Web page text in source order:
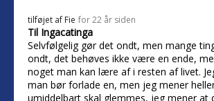
tilføjet af Fie for 22 år siden
Til Ingacatinga
Selvfølgelig gør det ondt, men mange
ondt, det behøves ikke være en ende,
noget man kan lære af i resten af livet.
man bør forlade en, men jeg mener
umiddelbart skal glemmes, jeg mener at